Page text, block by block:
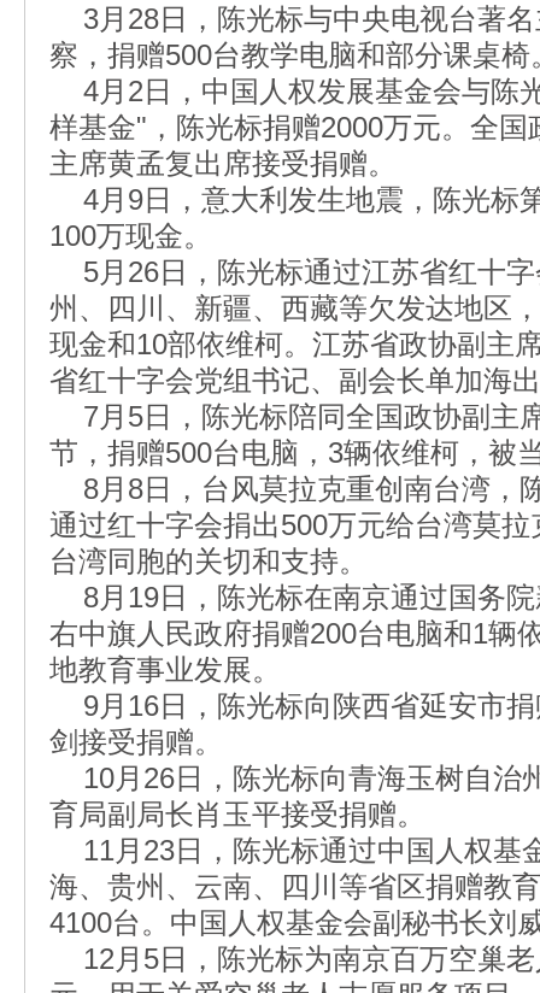
3月28日，陈光标与中央电视台著
察，捐赠500台教学电脑和部分课桌椅
4月2日，中国人权发展基金会与陈
样基金"，陈光标捐赠2000万元。全
主席黄孟复出席接受捐赠。
4月9日，意大利发生地震，陈光标
100万现金。
5月26日，陈光标通过江苏省红十
州、四川、新疆、西藏等欠发达地区
现金和10部依维柯。江苏省政协副主
省红十字会党组书记、副会长单加海
7月5日，陈光标陪同全国政协副主
节，捐赠500台电脑，3辆依维柯，被
8月8日，台风莫拉克重创南台湾，
通过红十字会捐出500万元给台湾莫
台湾同胞的关切和支持。
8月19日，陈光标在南京通过国务
右中旗人民政府捐赠200台电脑和1辆
地教育事业发展。
9月16日，陈光标向陕西省延安市
剑接受捐赠。
10月26日，陈光标向青海玉树自治
育局副局长肖玉平接受捐赠。
11月23日，陈光标通过中国人权基
海、贵州、云南、四川等省区捐赠教
4100台。中国人权基金会副秘书长刘
12月5日，陈光标为南京百万空巢